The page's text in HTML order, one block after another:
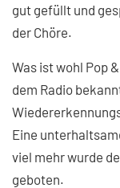
gut gefüllt und
der Chöre.
Was ist wohl Pop
dem Radio
Eine
viel mehr wurde
geboten.